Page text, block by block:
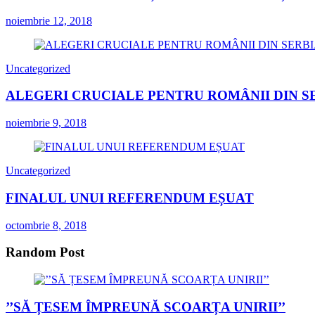
noiembrie 12, 2018
Uncategorized
ALEGERI CRUCIALE PENTRU ROMÂNII DIN
noiembrie 9, 2018
Uncategorized
FINALUL UNUI REFERENDUM EȘUAT
octombrie 8, 2018
Random Post
’’SĂ ȚESEM ÎMPREUNĂ SCOARȚA UNIRII’’